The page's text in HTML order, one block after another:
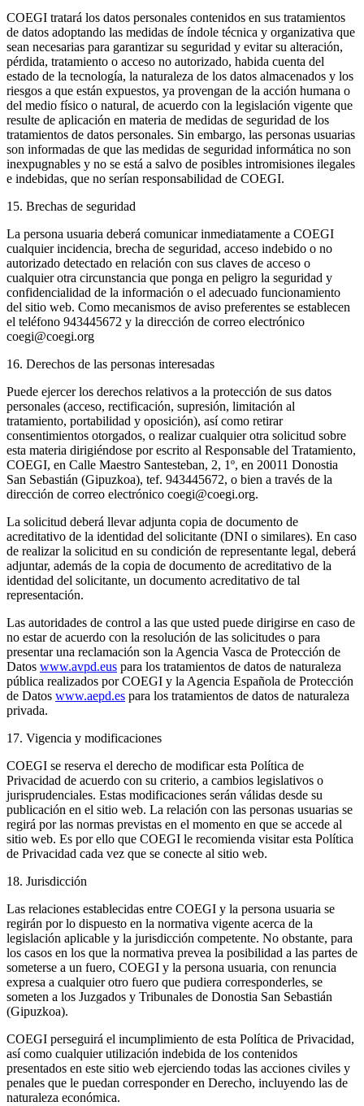
COEGI tratará los datos personales contenidos en sus tratamientos
de datos adoptando las medidas de índole técnica y organizativa que
sean necesarias para garantizar su seguridad y evitar su alteración,
pérdida, tratamiento o acceso no autorizado, habida cuenta del
estado de la tecnología, la naturaleza de los datos almacenados y los
riesgos a que están expuestos, ya provengan de la acción humana o
del medio físico o natural, de acuerdo con la legislación vigente que
resulte de aplicación en materia de medidas de seguridad de los
tratamientos de datos personales. Sin embargo, las personas usuarias
son informadas de que las medidas de seguridad informática no son
inexpugnables y no se está a salvo de posibles intromisiones ilegales
e indebidas, que no serían responsabilidad de COEGI.
15. Brechas de seguridad
La persona usuaria deberá comunicar inmediatamente a COEGI
cualquier incidencia, brecha de seguridad, acceso indebido o no
autorizado detectado en relación con sus claves de acceso o
cualquier otra circunstancia que ponga en peligro la seguridad y
confidencialidad de la información o el adecuado funcionamiento
del sitio web. Como mecanismos de aviso preferentes se establecen
el teléfono 943445672 y la dirección de correo electrónico
coegi@coegi.org
16. Derechos de las personas interesadas
Puede ejercer los derechos relativos a la protección de sus datos
personales (acceso, rectificación, supresión, limitación al
tratamiento, portabilidad y oposición), así como retirar
consentimientos otorgados, o realizar cualquier otra solicitud sobre
esta materia dirigiéndose por escrito al Responsable del Tratamiento,
COEGI, en Calle Maestro Santesteban, 2, 1º, en 20011 Donostia
San Sebastián (Gipuzkoa), tef. 943445672, o bien a través de la
dirección de correo electrónico coegi@coegi.org.
La solicitud deberá llevar adjunta copia de documento de
acreditativo de la identidad del solicitante (DNI o similares). En caso
de realizar la solicitud en su condición de representante legal, deberá
adjuntar, además de la copia de documento de acreditativo de la
identidad del solicitante, un documento acreditativo de tal
representación.
Las autoridades de control a las que usted puede dirigirse en caso de
no estar de acuerdo con la resolución de las solicitudes o para
presentar una reclamación son la Agencia Vasca de Protección de
Datos www.avpd.eus para los tratamientos de datos de naturaleza
pública realizados por COEGI y la Agencia Española de Protección
de Datos www.aepd.es para los tratamientos de datos de naturaleza
privada.
17. Vigencia y modificaciones
COEGI se reserva el derecho de modificar esta Política de
Privacidad de acuerdo con su criterio, a cambios legislativos o
jurisprudenciales. Estas modificaciones serán válidas desde su
publicación en el sitio web. La relación con las personas usuarias se
regirá por las normas previstas en el momento en que se accede al
sitio web. Es por ello que COEGI le recomienda visitar esta Política
de Privacidad cada vez que se conecte al sitio web.
18. Jurisdicción
Las relaciones establecidas entre COEGI y la persona usuaria se
regirán por lo dispuesto en la normativa vigente acerca de la
legislación aplicable y la jurisdicción competente. No obstante, para
los casos en los que la normativa prevea la posibilidad a las partes de
someterse a un fuero, COEGI y la persona usuaria, con renuncia
expresa a cualquier otro fuero que pudiera corresponderles, se
someten a los Juzgados y Tribunales de Donostia San Sebastián
(Gipuzkoa).
COEGI perseguirá el incumplimiento de esta Política de Privacidad,
así como cualquier utilización indebida de los contenidos
presentados en este sitio web ejerciendo todas las acciones civiles y
penales que le puedan corresponder en Derecho, incluyendo las de
naturaleza económica.